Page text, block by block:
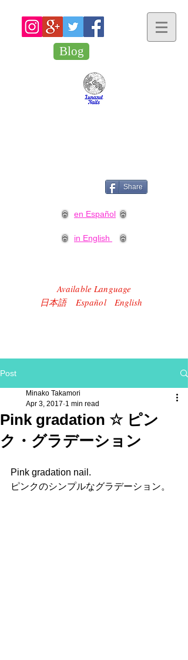
Blog
Share
en Español
in English
Available Language
​日本語 Español English
Post
Pink gradation ☆ ピン
ク・グラデーション
Minako Takamori
Apr 3, 2017 1 min read
Pink gradation nail.
ピンクのシンプルなグラデーション。